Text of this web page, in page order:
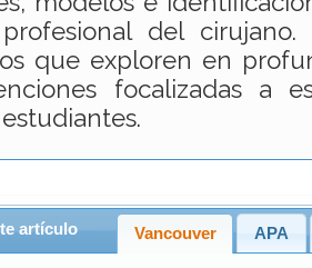
del
que exploren en
focalizadas a
artículo Vancouver APA